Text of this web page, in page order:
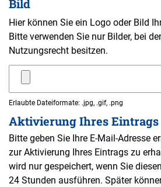
Bild
Hier können Sie ein Logo oder Bild
Bitte verwenden Sie nur Bilder, bei
Nutzungsrecht besitzen.
Erlaubte Dateiformate: .jpg, .gif, .png
Aktivierung Ihres Eintrags
Bitte geben Sie Ihre E-Mail-Adresse
zur Aktivierung Ihres Eintrags zu
wird nur gespeichert, wenn Sie
24 Stunden ausführen. Später